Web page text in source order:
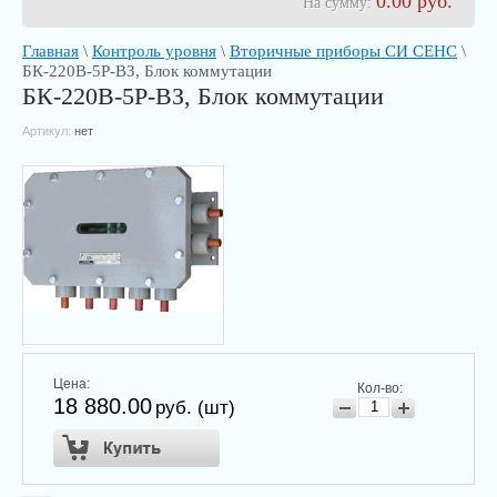
Главная \ Контроль уровня \ Вторичные приборы СИ СЕНС \
БК-220В-5Р-ВЗ, Блок коммутации
БК-220В-5Р-ВЗ, Блок коммутации
Артикул: нет
Цена:
18 880.00 руб. (шт)
Кол-во: